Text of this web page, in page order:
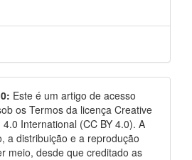
Este é um artigo de acesso
os Termos da licença Creative
International (CC BY 4.0). A
a distribuição e a reprodução
meio, desde que creditado as